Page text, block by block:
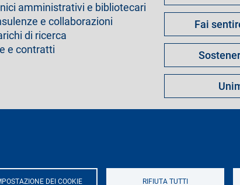
DEI COOKIE RIFIUTA TUTTI
amministrativi e bibliotecari
e collaborazioni
di ricerca
e contratti
Fai
Logo